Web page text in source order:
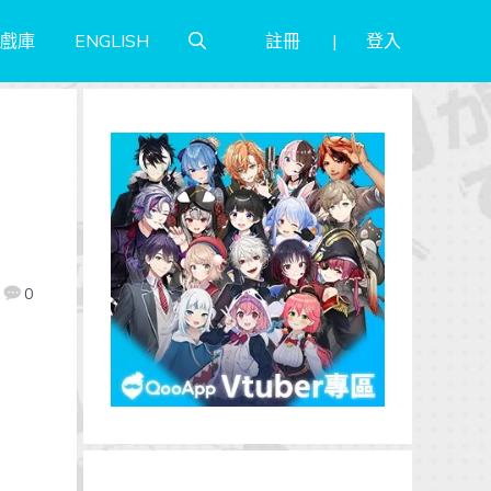
庫 ENGLISH 註冊 登入
0